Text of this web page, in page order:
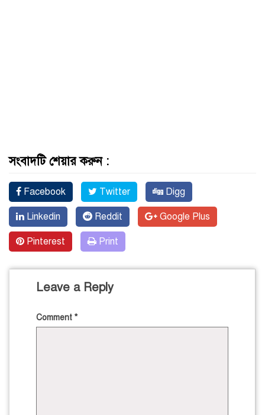
সংবাদটি শেয়ার করুন :
Facebook Twitter Digg
Linkedin Reddit Google Plus
Pinterest Print
Leave a Reply
Comment *